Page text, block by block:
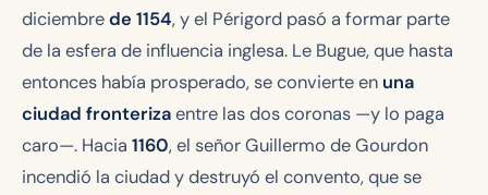
diciembrede 1154, y el Périgord pasó a formar parte
de la esfera de influencia inglesa. Le Bugue, que hasta
entonces había prosperado, se convierte en una
ciudad fronterizaentre las dos coronas —y lo paga
caro—. Hacia 1160, el señor Guillermo de Gourdon
incendió la ciudad y destruyó el convento, que se